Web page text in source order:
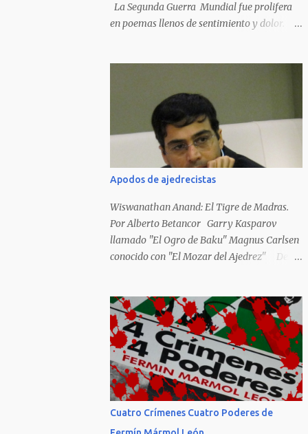
La Segunda Guerra Mundial fue prolifera
en poemas llenos de sentimiento y dolor.
en muchos casos destruidos por las llamas
del fuego como sucedió con los generales y
poetas japoneses Masaharu Homma y
Hideky Tojo. Mejor suerte no corrieron los
poetas alemanes, italianos o los franceses
que acariciaron la causa nacional socialista,
sus nombres con sus escritos de...
Apodos de ajedrecistas
Wiswanathan Anand: El Tigre de Madras.
Por Alberto Betancor Garry Kasparov
llamado "El Ogro de Baku" Magnus Carlsen
conocido con "El Mozar del Ajedrez" Desde
colocar apodos, motes, alias,sobrenombres,
seudónimos, apelativos y remoquetes. El
juego ciencia no escapa de esto y hemos
tenido una serie de apodos para las estrellas
del ajedrez, en algunos casos muy
originales. Aquí les dejo una breve lista con
algunos de los nombres de los más
Cuatro Crímenes Cuatro Poderes de